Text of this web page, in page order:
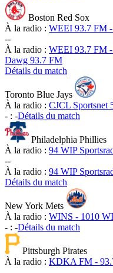
Boston Red Sox
À la radio : WEEI 93.7 FM
--
À la radio : WEEI 93.7 FM
Dawg 93.7 FM
Détails du match
Toronto Blue Jays
À la radio : CJCL Sportsnet
- : -Détails du match
Philadelphia Phillies
À la radio : 94 WIP
--
À la radio : 94 WIP
Détails du match
New York Mets
À la radio : WINS - 1010
- : -Détails du match
Pittsburgh Pirates
À la radio : KDKA FM -